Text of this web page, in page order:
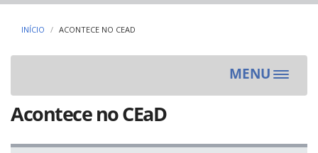
INÍCIO ACONTECE NO CEAD
MENU
Toggle
Acontece no CEaD